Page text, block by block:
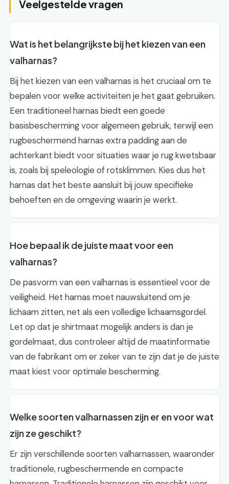
Veelgestelde vragen
Wat is het belangrijkste bij het kiezen van een
valharnas?
Bij het kiezen van een valharnas is het cruciaal om te
bepalen voor welke activiteiten je het gaat gebruiken.
Een traditioneel harnas biedt een goede
basisbescherming voor algemeen gebruik, terwijl een
rugbeschermend harnas extra padding aan de
achterkant biedt voor situaties waar je rug kwetsbaar
is, zoals bij speleologie of rotsklimmen. Kies dus het
harnas dat het beste aansluit bij jouw specifieke
behoeften en de omgeving waarin je werkt.
Hoe bepaal ik de juiste maat voor een
valharnas?
De pasvorm van een valharnas is essentieel voor de
veiligheid. Het harnas moet nauwsluitend om je
lichaam zitten, net als een volledige lichaamsgordel.
Let op dat je shirtmaat mogelijk anders is dan je
gordelmaat, dus controleer altijd de maatinformatie
van de fabrikant om er zeker van te zijn dat je de juiste
maat kiest voor optimale bescherming.
Welke soorten valharnassen zijn er en voor wat
zijn ze geschikt?
Er zijn verschillende soorten valharnassen, waaronder
traditionele, rugbeschermende en compacte